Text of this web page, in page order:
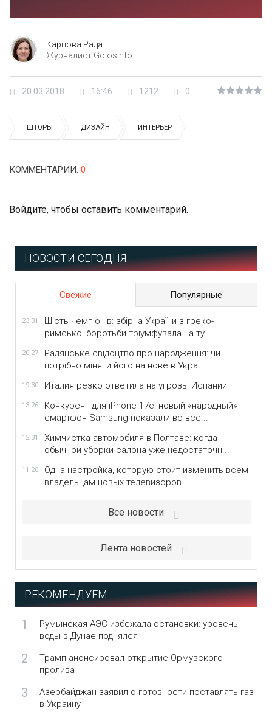
Карпова Рада
Журналист GolosInfo
20.03.2018 16:46 1212 0
ШТОРЫ ДИЗАЙН ИНТЕРЬЕР
КОММЕНТАРИИ: 0
Войдите, чтобы оставить комментарий.
НОВОСТИ СЕГОДНЯ
Свежие Популярные
23:31
Шість чемпіонів: збірна України з греко-
римської боротьби тріумфувала на ту...
20:27
Радянське свідоцтво про народження: чи
потрібно міняти його на нове в Украї...
19:30 Италия резко ответила на угрозы Испании
13:26
Конкурент для iPhone 17e: новый «народный»
смартфон Samsung показали во все...
12:31
Химчистка автомобиля в Полтаве: когда
обычной уборки салона уже недостаточн...
11:26
Одна настройка, которую стоит изменить всем
владельцам новых телевизоров
Все новости
Лента новостей
РЕКОМЕНДУЕМ
1
Румынская АЭС избежала остановки: уровень
воды в Дунае поднялся
2
Трамп анонсировал открытие Ормузского
пролива
3
Азербайджан заявил о готовности поставлять газ
в Украину